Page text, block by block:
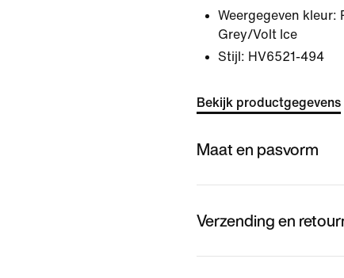
Weergegeven kleur:
Grey/Volt Ice
Stijl: HV6521-494
Bekijk productgegevens
Maat en pasvorm
Verzending en